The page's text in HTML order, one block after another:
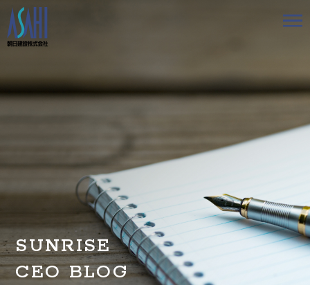
私たちの想いと強み
会社情報
お知らせ
SUNRISE
CEO BLOG